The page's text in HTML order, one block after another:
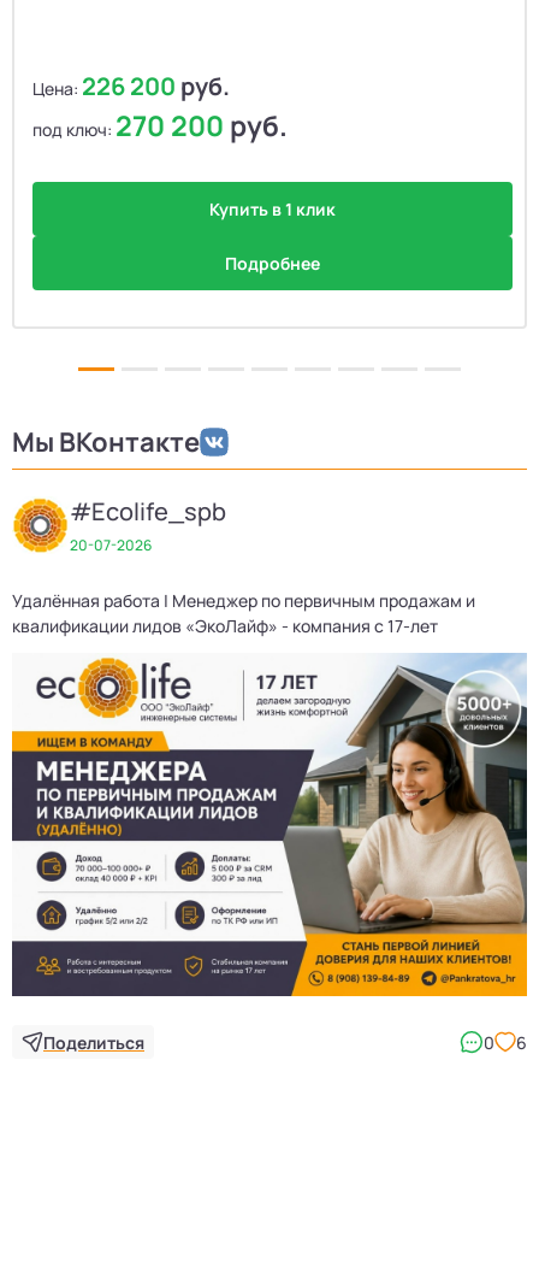
Цена: 226 200 руб.
под ключ: 270 200 руб.
Купить в 1 клик
Подробнее
Мы ВКонтакте
#Ecolife_spb
20-07-2026
Удалённая работа | Менеджер по первичным продажам и
квалификации лидов «ЭкоЛайф» - компания с 17-лет
Поделиться 0 6